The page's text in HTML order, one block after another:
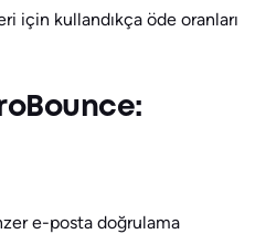
için kullandıkça öde oranları
e-posta doğrulama